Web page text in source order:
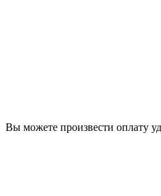
Вы можете произвести оплату